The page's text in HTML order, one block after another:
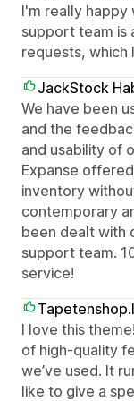
I'm really happy
support team is
requests, which
JackStock
We have been
and the
and usability of
Expanse
inventory
contemporary
been dealt with
support team.
service!
I love this
of high-quality
we’ve used. It
like to give a